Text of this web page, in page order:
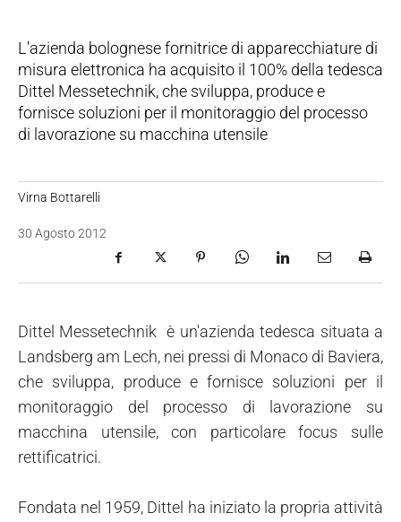
L'azienda bolognese fornitrice di apparecchiature di
misura elettronica ha acquisito il 100% della tedesca
Dittel Messetechnik, che sviluppa, produce e
fornisce soluzioni per il monitoraggio del processo
di lavorazione su macchina utensile
Virna Bottarelli
30 Agosto 2012
Dittel Messetechnik è un'azienda tedesca situata a
Landsberg am Lech, nei pressi di Monaco di Baviera,
che sviluppa, produce e fornisce soluzioni per il
monitoraggio del processo di lavorazione su
macchina utensile, con particolare focus sulle
rettificatrici.
Fondata nel 1959, Dittel ha iniziato la propria attività